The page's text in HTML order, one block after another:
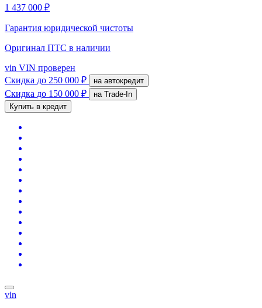
1 437 000 ₽
Гарантия юридической чистоты
Оригинал ПТС в наличии
vin VIN проверен
Скидка до 250 000 ₽ на автокредит
Скидка до 150 000 ₽
на Trade-In
Купить в кредит
vin